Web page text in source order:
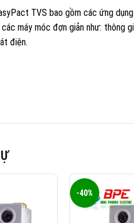
TVS bao gồm các ứng
máy móc đợn giản như: thông
điện.
-40%